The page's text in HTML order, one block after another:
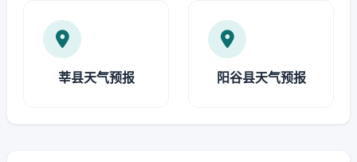
莘县天气预报 阳谷县天气预报